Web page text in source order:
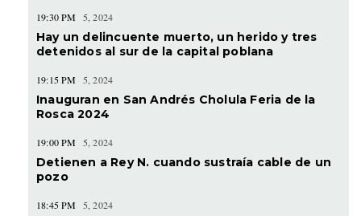
19:30 PM 5, 2024
Hay un delincuente muerto, un herido y tres
detenidos al sur de la capital poblana
19:15 PM 5, 2024
Inauguran en San Andrés Cholula Feria de la
Rosca 2024
19:00 PM 5, 2024
Detienen a Rey N. cuando sustraía cable de un
pozo
18:45 PM 5, 2024